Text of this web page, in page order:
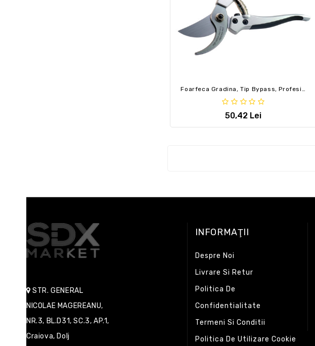
Foarfeca Gradina, Tip Bypass, Profesionala, 20.5 Cm, XTline
50,42 Lei
STR. GENERAL
NICOLAE MAGEREANU,
NR.3, BL.D31, SC.3, AP.1,
Craiova, Dolj
INFORMAŢII
Despre Noi
Livrare Si Retur
Politica De
Confidentialitate
Termeni Si Conditii
Politica De Utilizare Cookie